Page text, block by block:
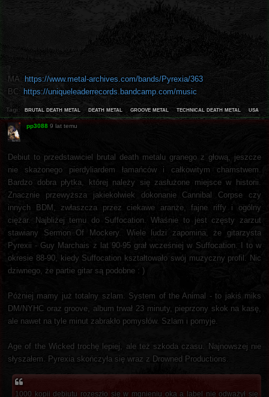
MA: https://www.metal-archives.com/bands/Pyrexia/363
BC: https://uniqueleaderrecords.bandcamp.com/music
Tagi: brutal death metal death metal groove metal technical death metal usa
pp3088 9 lat temu
Debiut to przedstawiciel brutal death metalu granego z głową, jeszcze
nie skażonego pierdyliardem łamańców i całkowitym chamstwem.
Bardzo dobra płytka, której należy się zasłużone miejsce w historii.
Znacznie przewyższa jakiekolwiek dokonanie Cannibal Corpse czy
innych BDM, zwłaszcza przez ciekawe aranże, fajne riffy i ogólny
ciężar. Najbliżej temu do Suffocation. Właśnie to jest częsty zarzut
stawiany Sermon Of Mockery. Wiele ludzi zapomina, że gitarzysta
Pyrexii - Guy Marchais z lat 90-95 grał wcześniej w Suffocation. I to w
okresie 88-90, kiedy Suffocation kształtowało swój muzyczny profil. Nic
dziwnego, że partie gitar są podobne : )
Póżniej mamy już totalny szlam. System of the Animal - to jakiś miks
DM/NYHC oraz groove, album trwał 23 minuty, pieprzony skok na kasę,
ale nawet na tyle minut zabrakło pomysłów. Szlam i pomyje.
Age of the Wicked trochę lepiej, ale też szkoda czasu. Najnowszej nie
słyszałem. Pyrexia skończyła się wraz z Drowned Productions.
1000 kopii debiutu rozeszło się w mgnieniu oka a label nie odważył się